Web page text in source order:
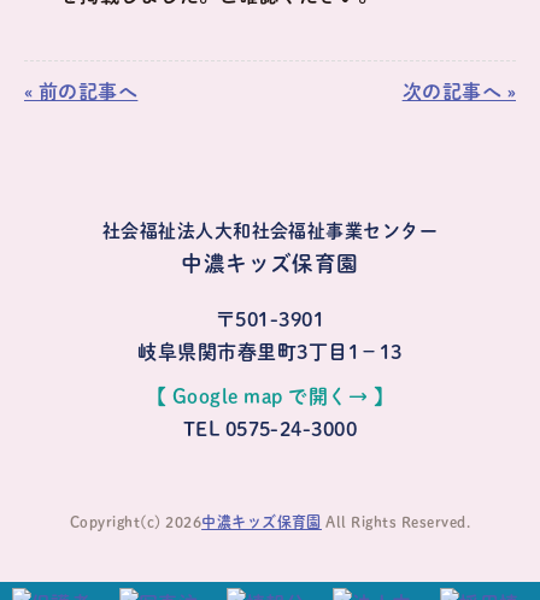
« 前の記事へ 次の記事へ »
社会福祉法人大和社会福祉事業センター
中濃キッズ保育園
〒501-3901
岐阜県関市春里町3丁目1−13
【 Google map で開く→ 】
TEL 0575-24-3000
Copyright(c) 2026中濃キッズ保育園 All Rights Reserved.